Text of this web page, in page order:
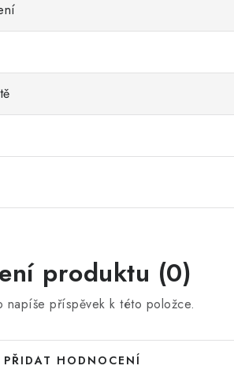
produktu (0)
napíše příspěvek k této položce.
PŘIDAT HODNOCENÍ